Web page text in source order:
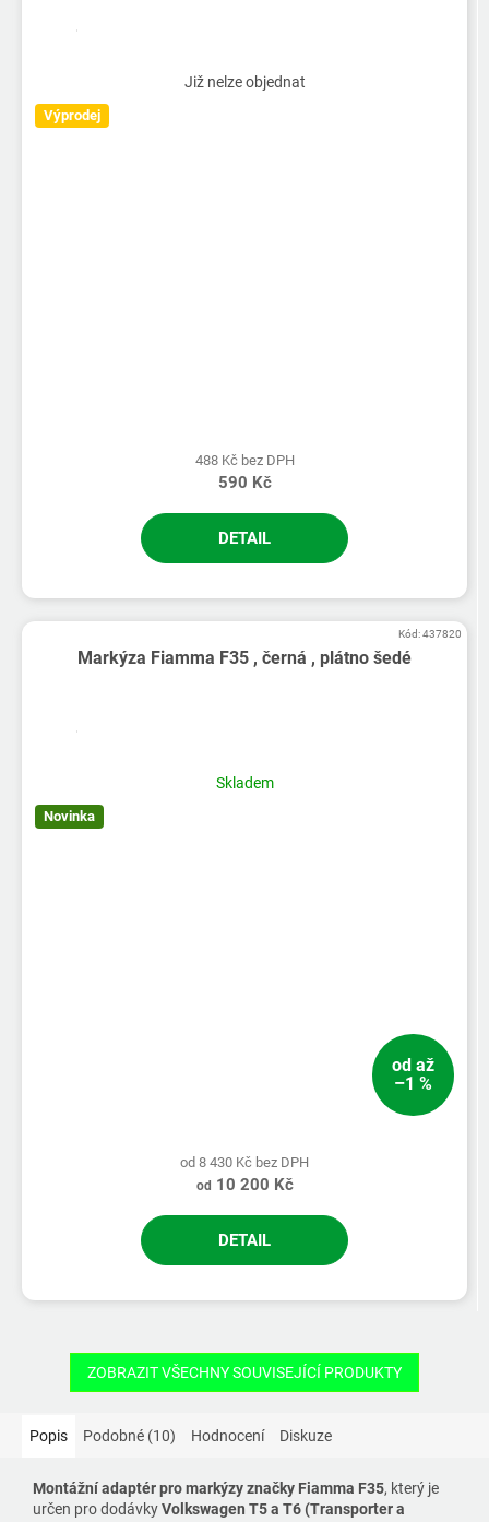
Již nelze objednat
Výprodej
488 Kč bez DPH
590 Kč
DETAIL
Markýza Fiamma F35 , černá , plátno šedé
Skladem
Novinka
od až
–1 %
od 8 430 Kč bez DPH
od 10 200 Kč
DETAIL
Kód:437820
ZOBRAZIT VŠECHNY SOUVISEJÍCÍ PRODUKTY
Popis Podobné (10) Hodnocení Diskuze
Montážní adaptér pro markýzy značky Fiamma F35, který je
určen pro dodávkyVolkswagen T5 a T6 (Transporter a